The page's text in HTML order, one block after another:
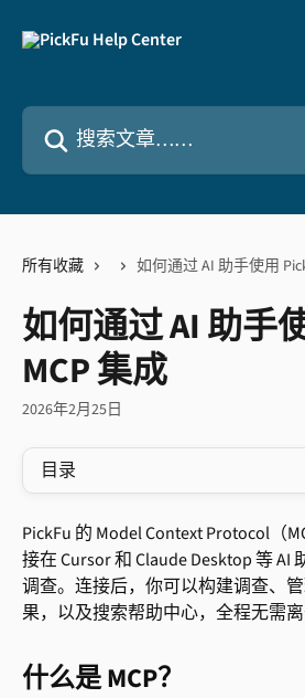
搜索文章……
所有收藏 如何通过 AI 助手使用
如何通过 AI 助手
MCP 集成
2026年2月25日
目录
PickFu 的 Model Context Protocol（
接在 Cursor 和 Claude Desktop 等
调查。连接后，你可以构建调查、
果，以及搜索帮助中心，全程无需离
什么是 MCP？